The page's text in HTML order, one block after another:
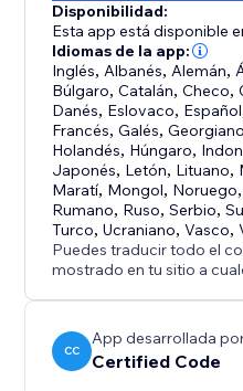
Disponibilidad:
Esta app está disponible
Idiomas de la app:
Inglés, Albanés, Alemán,
Búlgaro,Catalán,Checo,
Danés, Eslovaco, Español
Francés,Galés,Georgiano
Holandés, Húngaro,
Japonés, Letón, Lituano,
Maratí, Mongol, Noruego,
Rumano, Ruso,Serbio,
Turco,Ucraniano,Vasco,
Puedes traducir todo el
mostrado en tu sitio a
CC
App desarrollada
Certified Code